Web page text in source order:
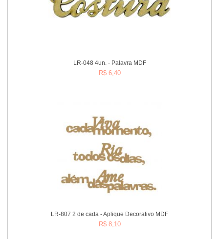
LR-048 4un. - Palavra MDF
R$ 6,40
LR-807 2 de cada - Aplique Decorativo MDF
R$ 8,10